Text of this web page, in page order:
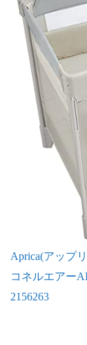
Aprica(アップ
コネルエアー
2156263